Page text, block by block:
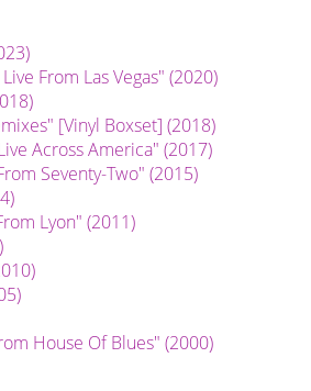
From Las Vegas" (2020)
[Vinyl Boxset] (2018)
Across America" (2017)
Seventy-Two" (2015)
Lyon" (2011)
House Of Blues" (2000)